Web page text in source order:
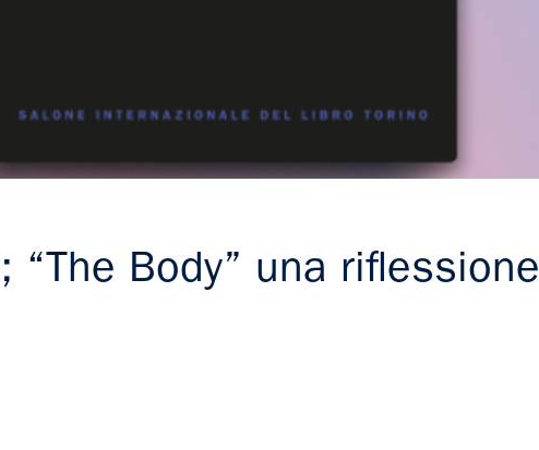
“The Body” una riflessione